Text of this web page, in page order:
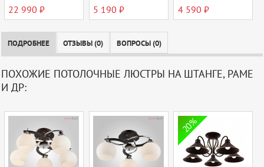
22 990 ₽ 5 190 ₽ 4 590 ₽
ПОДРОБНЕЕ ОТЗЫВЫ (0) ВОПРОСЫ (0)
ПОХОЖИЕ ПОТОЛОЧНЫЕ ЛЮСТРЫ НА ШТАНГЕ, РАМЕ
И ДР:
20%